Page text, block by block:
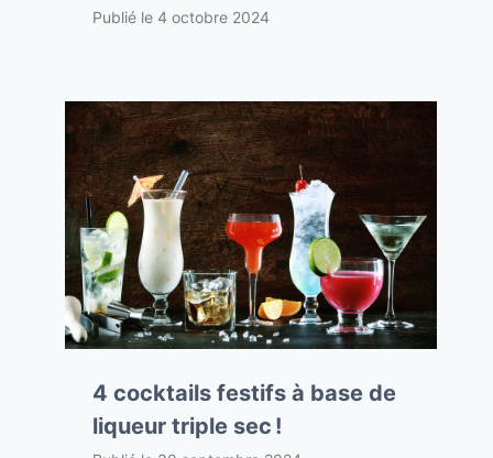
Publié le4 octobre 2024
4 cocktails festifs à base de
liqueur triple sec !